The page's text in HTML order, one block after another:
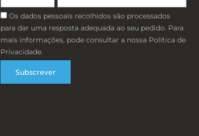
Consentimento
Os dados pessoais recolhidos são processados ​​
para dar uma resposta adequada ao seu pedido. Para
mais informações, pode consultar a nossa Política de
Privacidade.
Subscrever